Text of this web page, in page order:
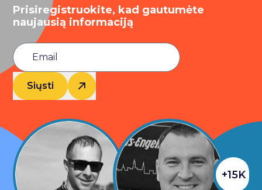
Prisiregistruokite, kad gautumėte
naujausią informaciją
Siųsti
+15K